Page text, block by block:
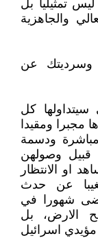
تمثيليا بل
والجاهزية
وسرديتك عن
سيتداولها كل
مجبرا ومقيدا
مباشرة ودسمة
قبيل وصولهن
او الانتظار
عن حدث
شهورا في
الارض، بل
اسرائيل